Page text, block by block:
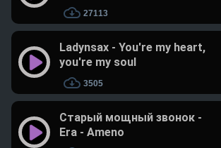
27113
Ladynsax - You're my heart,
you're my soul
3505
Старый мощный звонок -
Era - Ameno